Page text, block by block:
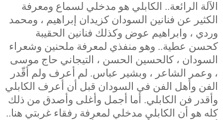
الآلة الرائعة.. الكابلي هو مدخلي لسماع ومعرفة
الكثير عن فنانين السودان كزيدان إبراهيم ، ومحمد
وردي ، وابراهيم عوض وكذلك فنانين الحقيبة
كحسن عطية.. وهو منفذي لمعرفة ملحنين وشعراء
السودان ، كالحسين الحسن ، التيجاني حاج موسى
، وعمر الشاعر ، وبشير عباس. لم أعرف ولم أقّدر
الفن وأهل الفن في السودان قبل أن أعرف الكابلي
وأقدر فن الكابلي. أما أجمل وأغلى وأصدق من ذلك
كله هو أن الكابلي مدخلي لمعرفة رفقاء غربتي هنا..